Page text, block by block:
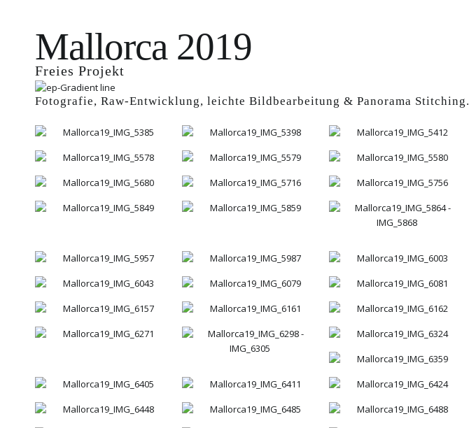
Mallorca 2019
Freies Projekt
Fotografie, Raw-Entwicklung, leichte Bildbearbeitung & Panorama Stitching.